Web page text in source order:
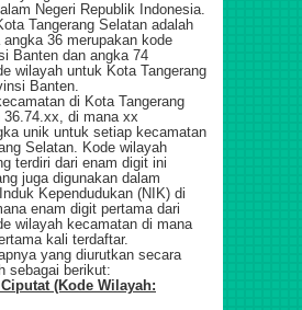
Negeri Republik Indonesia.
Tangerang Selatan adalah
36 merupakan kode
Banten dan angka 74
wilayah untuk Kota Tangerang
Banten.
di Kota Tangerang
36.74.xx, di mana xx
unik untuk setiap kecamatan
Selatan. Kode wilayah
terdiri dari enam digit ini
juga digunakan dalam
Kependudukan (NIK) di
enam digit pertama dari
wilayah kecamatan di mana
kali terdaftar.
yang diurutkan secara
sebagai berikut:
(Kode Wilayah: